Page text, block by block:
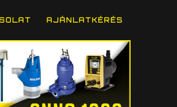
AJÁNLATKÉRÉS